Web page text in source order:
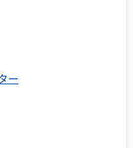
ー